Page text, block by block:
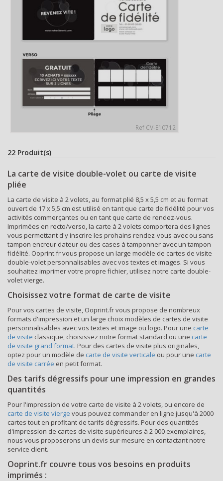
Ref CV-E10712
22 Produit(s)
La carte de visite double-volet ou carte de visite
pliée
La carte de visite à 2 volets, au format plié 8,5 x 5,5 cm et au format
ouvert de 17 x 5,5 cm est utilisé en tant que carte de fidélité pour vos
activités commerçantes ou en tant que carte de rendez-vous.
Imprimées en recto/verso, la carte à 2 volets comportera des lignes
vous permettant d'y inscrire les prohains rendez-vous avec ou sans
tampon encreur dateur ou des cases à tamponner avec un tampon
fidélité. Ooprint.fr vous propose un large modèle de cartes de visite
double-volet personnalisables avec vos textes et images. Si vous
souhaitez imprimer votre propre fichier, utilisez notre carte double-
volet vierge.
Choisissez votre format de carte de visite
Pour vos cartes de visite, Ooprint.fr vous propose de nombreux
formats d'impression et un large choix modèles de cartes de visite
personnalisables avec vos textes et image ou logo. Pour une carte
de visite classique, choisissez notre format standard ou une carte
de visite grand format. Pour des cartes de visite plus originales,
optez pour un modèle de carte de visite verticale ou pour une carte
de visite carrée en petit format.
Des tarifs dégressifs pour une impression en grandes
quantités
Pour l'impression de votre carte de visite à 2 volets, ou encore de
carte de visite vierge vous pouvez commander en ligne jusqu'à 2000
cartes tout en profitant de tarifs dégressifs. Pour des quantités
d'impression de cartes de visite supérieures à 2 000 exemplaires,
nous vous proposerons un devis sur-mesure en contactant notre
service client.
Ooprint.fr couvre tous vos besoins en produits
imprimés :